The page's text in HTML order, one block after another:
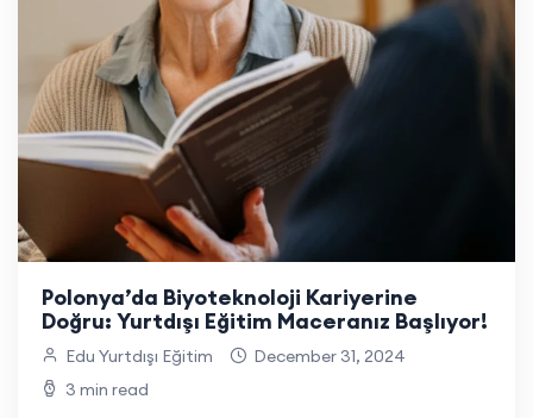
Polonya’da Biyoteknoloji Kariyerine
Doğru: Yurtdışı Eğitim Maceranız Başlıyor!
Edu Yurtdışı Eğitim
December 31, 2024
3 min read